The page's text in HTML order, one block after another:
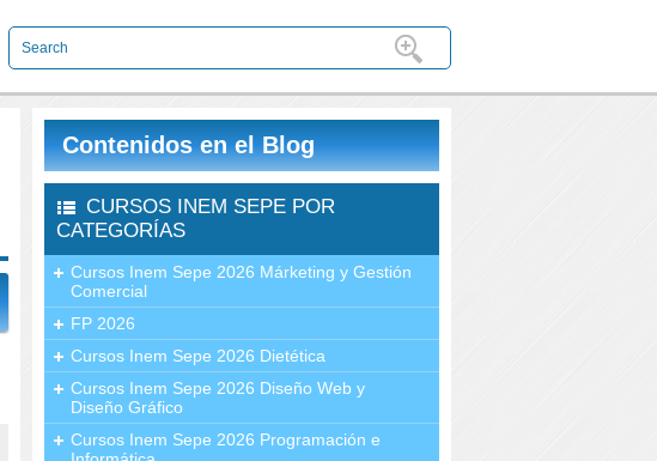
Contenidos en el Blog
CURSOS INEM SEPE POR
CATEGORÍAS
Cursos Inem Sepe 2026 Márketing y Gestión
Comercial
FP 2026
Cursos Inem Sepe 2026 Dietética
Cursos Inem Sepe 2026 Diseño Web y
Diseño Gráfico
Cursos Inem Sepe 2026 Programación e